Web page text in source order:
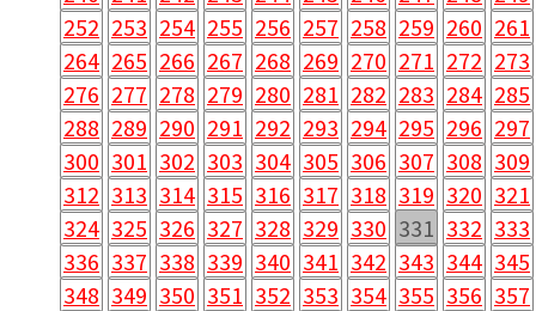
252 253 254 255 256 257 258 259 260 261
264 265 266 267 268 269 270 271 272 273
276 277 278 279 280 281 282 283 284 285
288 289 290 291 292 293 294 295 296 297
300 301 302 303 304 305 306 307 308 309
312 313 314 315 316 317 318 319 320 321
324 325 326 327 328 329 330 331 332 333
336 337 338 339 340 341 342 343 344 345
348 349 350 351 352 353 354 355 356 357